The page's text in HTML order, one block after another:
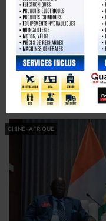
Bourses
Éducation
août 21, 2025
CHINE-AFRIQUE